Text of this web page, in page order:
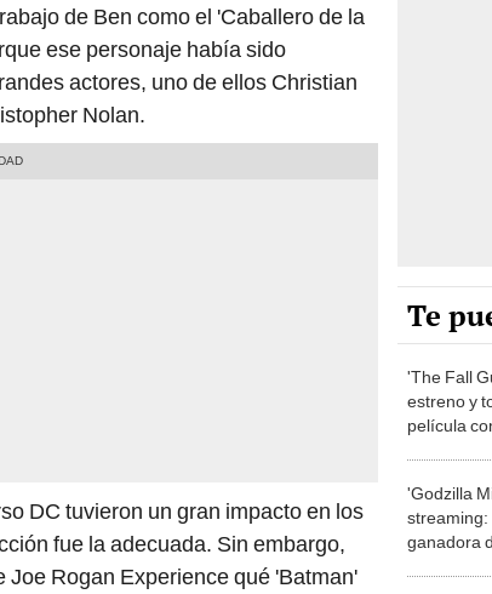
de Ben como el 'Caballero de la
ese personaje había sido
actores, uno de ellos Christian
Nolan.
DC tuvieron un gran impacto en los
fue la adecuada. Sin embargo,
Joe Rogan Experience qué 'Batman'
Te
'The Fall
estreno y
película
'Godzilla
streaming:
ganadora